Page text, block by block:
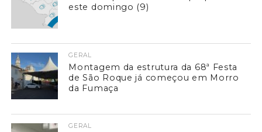
este domingo (9)
GERAL
Montagem da estrutura da 68ª Festa
de São Roque já começou em Morro
da Fumaça
GERAL